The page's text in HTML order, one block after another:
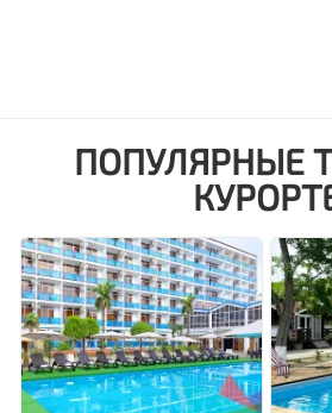
ПОПУЛЯРНЫЕ